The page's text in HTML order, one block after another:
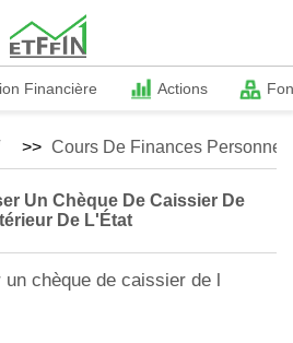
Financière Actions
>> Cours De Finances
Un Chèque De Caissier De
De L'État